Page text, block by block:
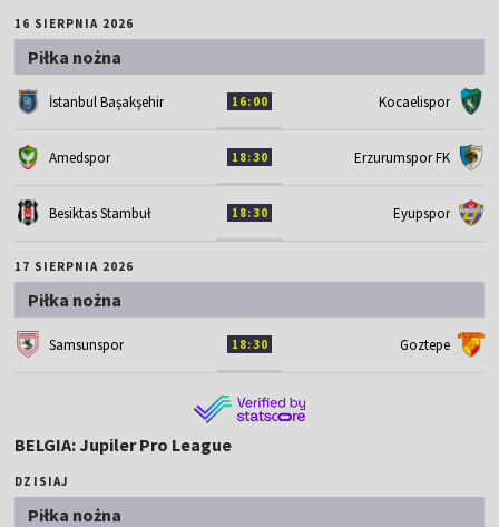
16 SIERPNIA 2026
Piłka nożna
İstanbul Başakşehir 16:00 Kocaelispor
Amedspor 18:30 Erzurumspor FK
Besiktas Stambuł 18:30 Eyupspor
17 SIERPNIA 2026
Piłka nożna
Samsunspor 18:30 Goztepe
BELGIA: Jupiler Pro League
DZISIAJ
Piłka nożna